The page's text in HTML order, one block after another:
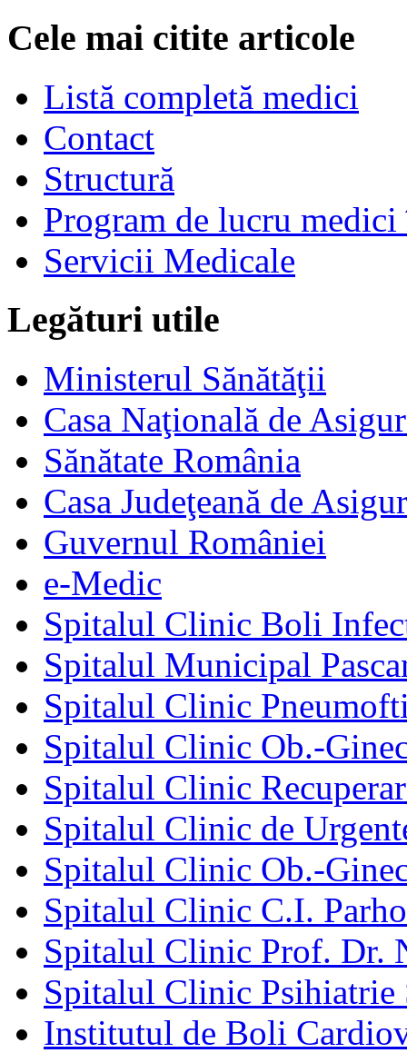
Cele mai citite articole
Listă completă medici
Contact
Structură
Program de lucru
Servicii Medicale
Legături utile
Ministerul Sănătăţii
Casa Naţională de
Sănătate România
Casa Judeţeană de
Guvernul României
e-Medic
Spitalul Clinic Boli
Spitalul Municipal
Spitalul Clinic
Spitalul Clinic Ob.-
Spitalul Clinic
Spitalul Clinic de
Spitalul Clinic Ob.-
Spitalul Clinic C.I.
Spitalul Clinic Prof. Dr.
Spitalul Clinic Psihiatrie
Institutul de Boli